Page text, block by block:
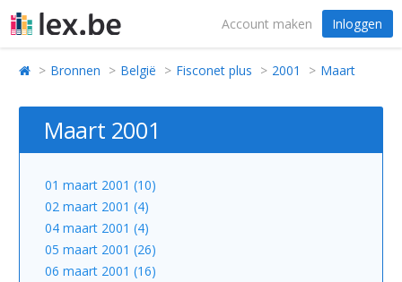
Account maken Inloggen
Bronnen België Fisconet plus 2001 Maart
Maart 2001
01 maart 2001 (10)
02 maart 2001 (4)
04 maart 2001 (4)
05 maart 2001 (26)
06 maart 2001 (16)